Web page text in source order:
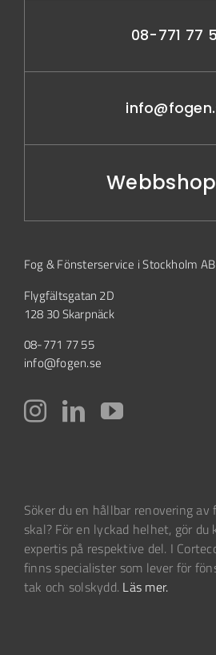
08-771 77
Webbshop
Fog & Fönsterservice i Stockholm AB
Flygfältsgatan 2D
128 30 Skarpnäck
08-771 77 55
info@fogen.se
Söker du en hållbar renovering
skal? För en lyckad helhet, gör
expertis på respektive del. I
finns specialister som lever för
tak och solskydd. Läs mer.